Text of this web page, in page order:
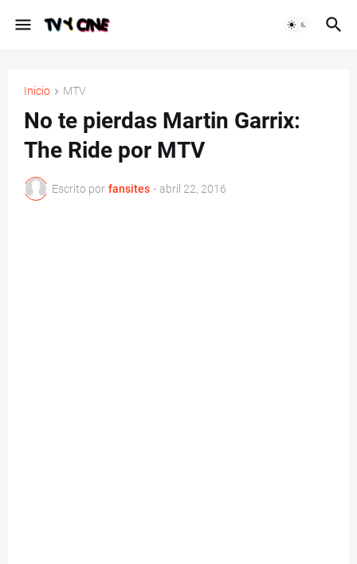
Inicio MTV
No te pierdas Martin Garrix:
The Ride por MTV
Escrito por fansites - abril 22, 2016